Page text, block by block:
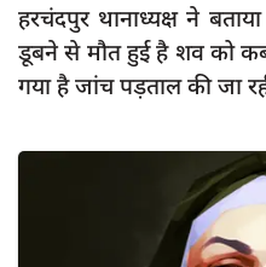
हरचंदपुर थानाध्यक्ष ने
डूबने से मौत हुई है शव को
गया है जांच पड़ताल की जा